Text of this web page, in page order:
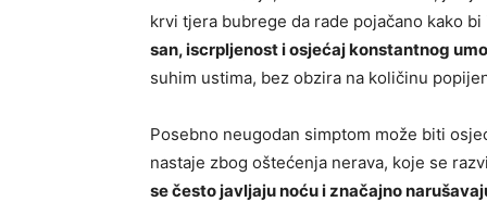
krvi tjera bubrege da rade pojačano kako
san, iscrpljenost i osjećaj konstantnog
suhim ustima, bez obzira na količinu
Posebno neugodan simptom može biti
nastaje zbog oštećenja nerava, koje se
se često javljaju noću i značajno